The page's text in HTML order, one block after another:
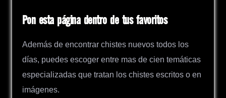
Pon esta página dentro de tus favoritos
Además de encontrar chistes nuevos todos los
días, puedes escoger entre mas de cien temáticas
especializadas que tratan los chistes escritos o en
imágenes.